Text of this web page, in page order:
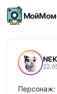
Персонаж: